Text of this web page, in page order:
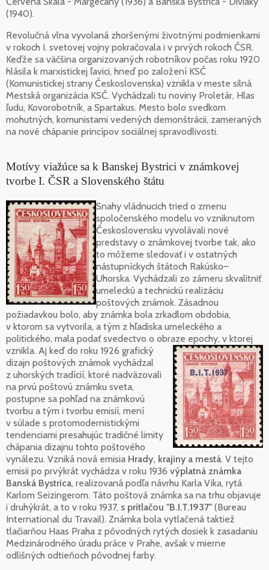
(1940).
Revolučná vlna vyvolaná zhoršenými životnými podmienkami
v rokoch I. svetovej vojny pokračovala i v prvých rokoch ČSR.
Keďže sa väčšina organizovaných robotníkov počas roku 1920
hlásila k marxistickej ľavici, hneď po založení KSČ
(Komunistickej strany Československa) vznikla v meste silná
Mestská organizácia KSČ. Vychádzali tu noviny Proletár, Hlas
ľudu, Kovorobotník, a Spartakus. Mesto bolo svedkom
mohutných, komunistami vedených demonštrácii, zameraných
na nové chápanie princípov sociálnej spravodlivosti.
Motívy viažúce sa k Banskej Bystrici v známkovej
tvorbe I. ČSR a Slovenského štátu
Snahy vládnucich tried o zmenu
spoločenského modelu vo vzniknutom
Československu vyvolávali nové
predstavy o známkovej tvorbe tak, ako
to môžeme sledovať i v ostatných
nástupníckych štátoch Rakúsko–
Uhorska. Vychádzali zo zámeru skvalitniť
umeleckú a technickú realizáciu
poštových známok. Zásadnou
požiadavkou bolo, aby známka bola zrkadlom obdobia,
v ktorom sa vytvorila, a tým z hľadiska umeleckého a
politického, mala podať svedectvo o obraze epochy, v ktorej
vznikla. Aj keď do roku 1926 grafický
dizajn poštových známok vychádzal
z uhorských tradícií, ktoré nadväzovali
na prvú poštovú známku sveta,
postupne sa pohľad na známkovú
tvorbu a tým i tvorbu emisií, mení
v súlade s protomodernistickými
tendenciami presahujúc tradičné limity
chápania dizajnu tohto poštového
vynálezu. Vzniká nová emisia Hrady, krajiny a mestá. V tejto
emisii po prvýkrát vychádza v roku 1936 výplatná známka
Banská Bystrica, realizovaná podľa návrhu Karla Vika, rytá
Karlom Seizingerom. Táto poštová známka sa na trhu objavuje
i druhýkrát, a to v roku 1937, s prítlačou "B.I.T.1937" (Bureau
International du Travail). Známka bola vytlačená taktiež
tlačiarňou Haas Praha z pôvodných rytých dosiek k zasadaniu
Medzinárodného úradu práce v Prahe, avšak v mierne
odlišných odtieňoch pôvodnej farby.